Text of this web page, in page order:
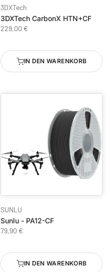
3DXTech
3DXTech CarbonX HTN+CF
229,00 €
IN DEN WARENKORB
SUNLU
Sunlu - PA12-CF
79,90 €
IN DEN WARENKORB